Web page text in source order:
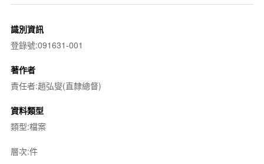
識別資訊
登錄號:091631-001
著作者
責任者:趙弘燮(直隸總督)
資料類型
類型:檔案
層次:件